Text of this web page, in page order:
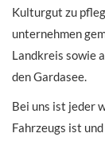
Kulturgut zu
unternehmen
Landkreis sowie
den Gardasee.
Bei uns ist jeder
Fahrzeugs ist